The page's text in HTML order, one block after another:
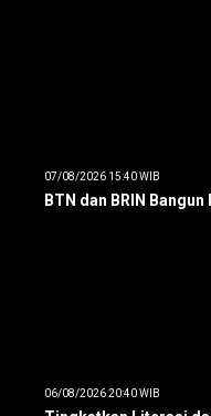
07/08/2026 15:40 WIB
BTN dan BRIN
06/08/2026 20:40 WIB